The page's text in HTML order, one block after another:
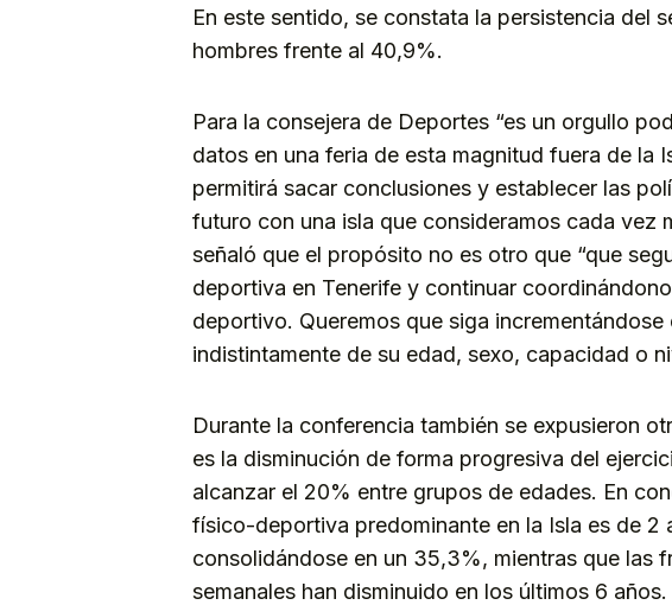
En este sentido, se constata la persistencia del
hombres frente al 40,9%.
Para la consejera de Deportes “es un orgullo
datos en una feria de esta magnitud fuera de la
permitirá sacar conclusiones y establecer las
futuro con una isla que consideramos cada vez
señaló que el propósito no es otro que “que
deportiva en Tenerife y continuar
deportivo. Queremos que siga
indistintamente de su edad, sexo, capacidad o
Durante la conferencia también se expusieron
es la disminución de forma progresiva del
alcanzar el 20% entre grupos de edades. En
físico-deportiva predominante en la Isla es de 2
consolidándose en un 35,3%, mientras que las
semanales han disminuido en los últimos 6